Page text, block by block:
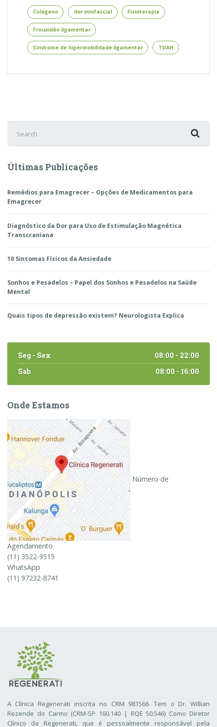
Hipermobilidade
Ligamentar
e
Procrastinação
Colágeno dor miofascial Fisioterapia
Frouxidão ligamentar
Síndrome de hipermobilidade ligamentar TDAH
for:
Últimas Publicações
Remédios para Emagrecer – Opções de Medicamentos para
Emagrecer
Diagnóstico da Dor para Uso de Estimulação Magnética
Transcraniana
10 Sintomas Físicos da Ansiedade
Sonhos e Pesadelos – Papel dos Sonhos e Pesadelos na Saúde
Mental
Quais tipos de depressão existem? Neurologista Explica
Seg - Sex
08:00 - 22:00
Sab
08:00 - 16:00
Onde Estamos
Número de
Agendamento
(11) 3522-9515
WhatsApp
(11) 97232-8741
A Clínica Regenerati inscrita no CRM 981566. Tem o Dr. Willian
Rezende do Carmo (CRM-SP 160.140 | RQE 50.546) Como Diretor
Clínico da Regenerati , que é pessoalmente responsável pela